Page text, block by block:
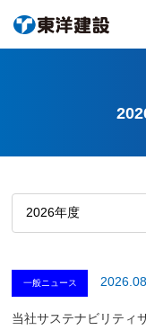
一般ニュース
当社サステナビリティ